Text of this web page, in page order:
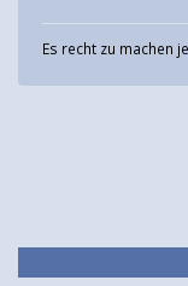
Es recht zu machen